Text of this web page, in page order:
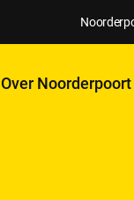
Over Noorderpoort